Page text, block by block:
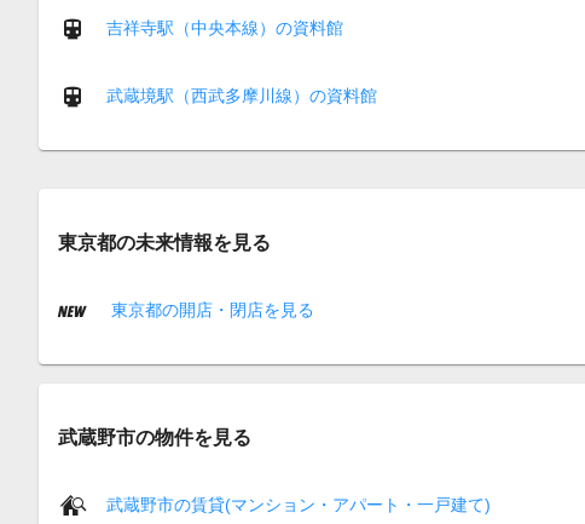
吉祥寺駅（中央本線）の資料館
武蔵境駅（西武多摩川線）の資料館
東京都の未来情報を見る
東京都の開店・閉店を見る
武蔵野市の物件を見る
武蔵野市の賃貸(マンション・アパート・一戸建て)